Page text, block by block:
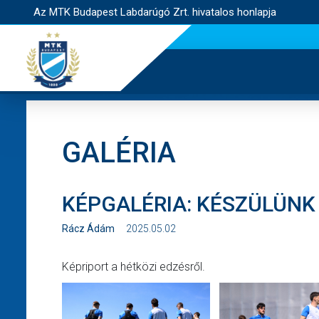
Az MTK Budapest Labdarúgó Zrt. hivatalos honlapja
GALÉRIA
KÉPGALÉRIA:
Rácz Ádám 2025.05.02
Képriport a hétközi edzésről.